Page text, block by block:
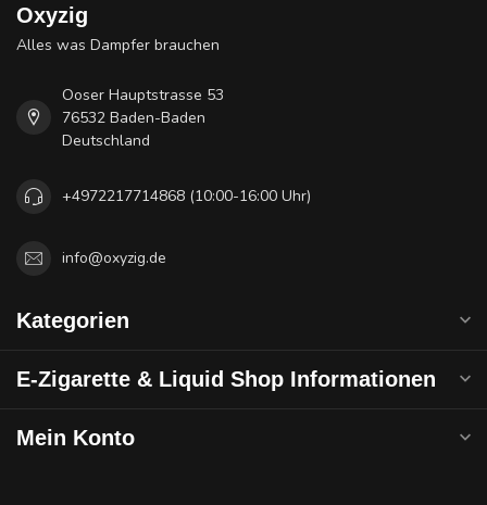
Oxyzig
Alles was Dampfer brauchen
Ooser Hauptstrasse 53
76532 Baden-Baden
Deutschland
+4972217714868 (10:00-16:00 Uhr)
info@oxyzig.de
Kategorien
E-Zigarette & Liquid Shop Informationen
Mein Konto